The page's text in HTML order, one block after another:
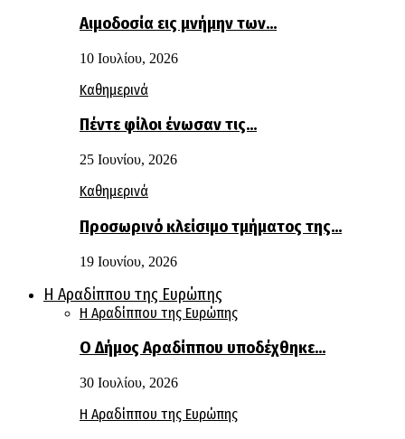
Αιμοδοσία εις μνήμην των…
10 Ιουλίου, 2026
Καθημερινά
Πέντε φίλοι ένωσαν τις…
25 Ιουνίου, 2026
Καθημερινά
Προσωρινό κλείσιμο τμήματος της…
19 Ιουνίου, 2026
Η Αραδίππου της Ευρώπης
Η Αραδίππου της Ευρώπης
Ο Δήμος Αραδίππου υποδέχθηκε…
30 Ιουλίου, 2026
Η Αραδίππου της Ευρώπης